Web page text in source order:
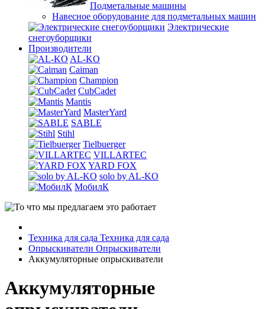
Подметальные машины
Навесное оборудование для подметальных машин
Электрические
снегоуборщики
Производители
AL-KO
Caiman
Champion
CubCadet
Mantis
MasterYard
SABLE
Stihl
Tielbuerger
VILLARTEC
YARD FOX
solo by AL-KO
МобилК
Техника для сада Техника для сада
Опрыскиватели Опрыскиватели
Аккумуляторные опрыскиватели
Аккумуляторные